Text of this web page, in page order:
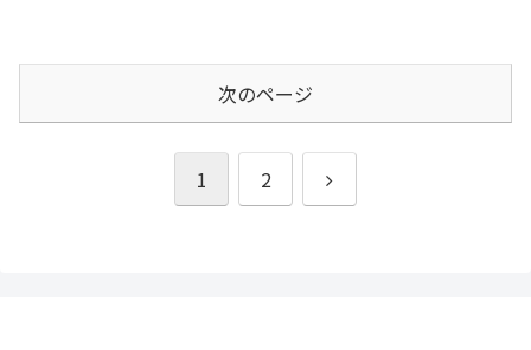
次のページ
1 2
次